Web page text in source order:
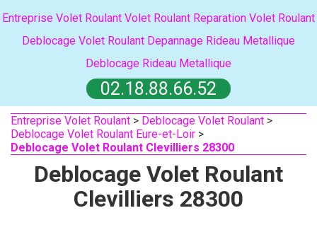
Entreprise Volet Roulant Volet Roulant Reparation Volet Roulant
Deblocage Volet Roulant Depannage Rideau Metallique
Deblocage Rideau Metallique
02.18.88.66.52
Entreprise Volet Roulant > Deblocage Volet Roulant >
Deblocage Volet Roulant Eure-et-Loir >
Deblocage Volet Roulant Clevilliers 28300
Deblocage Volet Roulant
Clevilliers 28300